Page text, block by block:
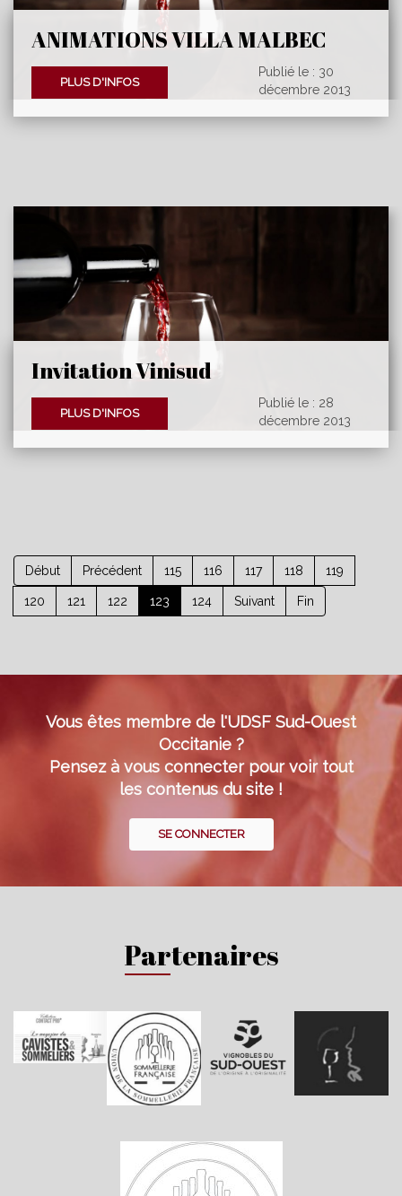
ANIMATIONS VILLA MALBEC
CAHORS
PLUS D'INFOS
Publié le : 30
décembre 2013
Invitation Vinisud
PLUS D'INFOS
Publié le : 28
décembre 2013
Début Précédent 115 116 117 118 119
120 121 122 123 124 Suivant Fin
Vous êtes membre de l'UDSF Sud-Ouest
Occitanie ?
Pensez à vous connecter pour voir tout
les contenus du site !
SE CONNECTER
Partenaires